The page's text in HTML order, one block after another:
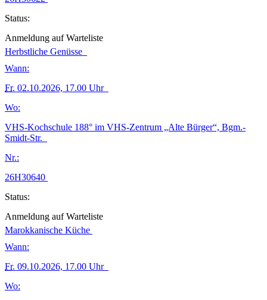
Status:
Anmeldung auf Warteliste
Herbstliche Genüsse
Wann:
Fr. 02.10.2026, 17.00 Uhr
Wo:
VHS-Kochschule 188° im VHS-Zentrum „Alte Bürger“, Bgm.-
Smidt-Str.
Nr.:
26H30640
Status:
Anmeldung auf Warteliste
Marokkanische Küche
Wann:
Fr. 09.10.2026, 17.00 Uhr
Wo: